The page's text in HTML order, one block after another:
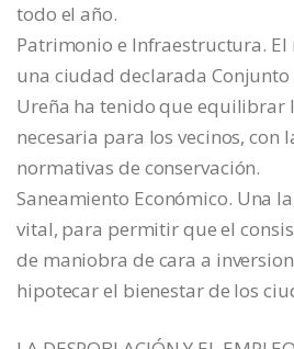
todo el año.
Patrimonio e Infraestructura. El
una ciudad declarada
Ureña ha tenido que equilibrar
necesaria para los vecinos, con
normativas de conservación.
Saneamiento Económico. Una
vital, para permitir que el
de maniobra de cara a
hipotecar el bienestar de los